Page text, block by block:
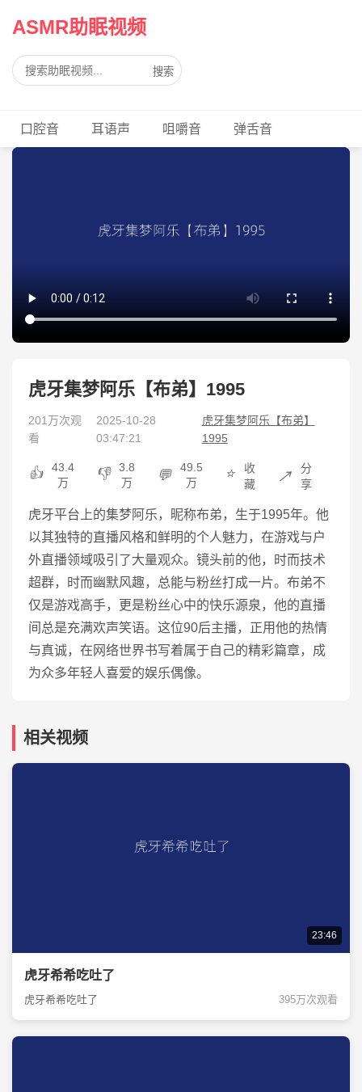
ASMR助眠视频
搜索
口腔音 耳语声 咀嚼音 弹舌音
虎牙集梦阿乐【布弟】1995
201万次观
看
2025-10-28
03:47:21
虎牙集梦阿乐【布弟】
1995
👍
43.4
万
👎
3.8
万
💬
49.5
万
⭐
收
藏
↗️
分
享
虎牙平台上的集梦阿乐，昵称布弟，生于1995年。他
以其独特的直播风格和鲜明的个人魅力，在游戏与户
外直播领域吸引了大量观众。镜头前的他，时而技术
超群，时而幽默风趣，总能与粉丝打成一片。布弟不
仅是游戏高手，更是粉丝心中的快乐源泉，他的直播
间总是充满欢声笑语。这位90后主播，正用他的热情
与真诚，在网络世界书写着属于自己的精彩篇章，成
为众多年轻人喜爱的娱乐偶像。
相关视频
23:46
虎牙希希吃吐了
虎牙希希吃吐了 395万次观看